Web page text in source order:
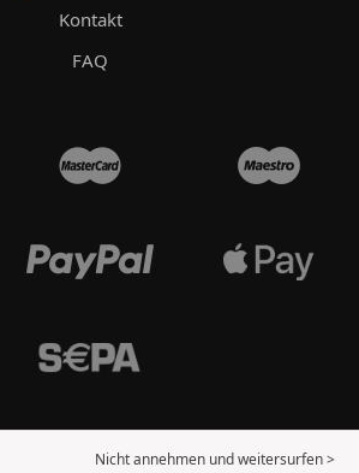
Kontakt
FAQ
Nicht annehmen und weitersurfen >